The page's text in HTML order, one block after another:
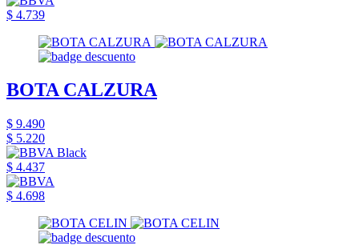
$ 4.739
BOTA CALZURA
$ 9.490
$ 5.220
$ 4.437
$ 4.698